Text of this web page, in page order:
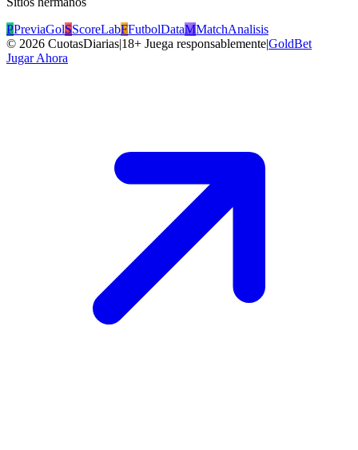
PPreviaGolSScoreLabFFutbolDataMMatchAnalisis
© 2026 CuotasDiarias|18+ Juega responsablemente|GoldBet
Jugar Ahora